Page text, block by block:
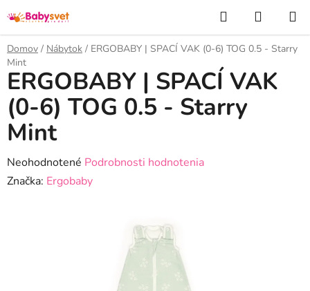
na
obsah
Hľadať
KOŠÍK
Domov / Nábytok / ERGOBABY | SPACÍ VAK (0-6) TOG 0.5 - Starry
Mint
ERGOBABY | SPACÍ VAK
(0-6) TOG 0.5 - Starry
Mint
Priemerné
hodnotenie
Neohodnotené Podrobnosti hodnotenia
Značka: Ergobaby